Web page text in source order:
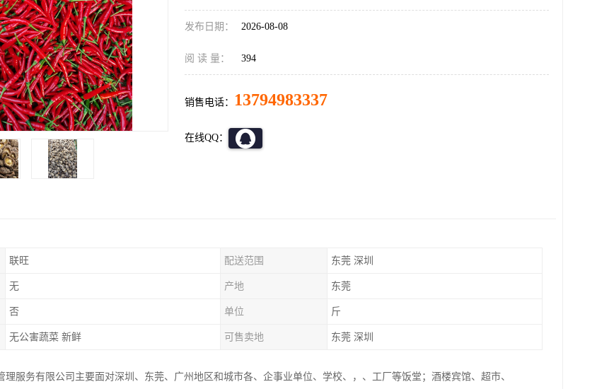
发布日期： 2026-08-08
阅 读 量： 394
销售电话： 13794983337
在线QQ：
联旺 配送范围 东莞 深圳
无 产地 东莞
否 单位 斤
无公害蔬菜 新鲜 可售卖地 东莞 深圳
理服务有限公司主要面对深圳、东莞、广州地区和城市各、企事业单位、学校、，、工厂等饭堂；酒楼宾馆、超市、